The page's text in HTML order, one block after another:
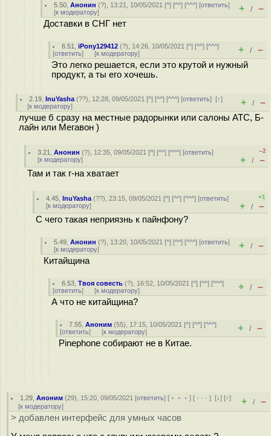
5.50 ,Анонин (?), 13:21, 10/05/2021 [^] [^^] [^^^] [ответить]
[к модератору] + / –
Доставки в СНГ нет
6.51 ,iPony129412 (?), 14:26, 10/05/2021 [^] [^^] [^^^]
[ответить] [к модератору] + / –
Это легко решается, если это крутой и нужный
продукт, а ты его хочешь.
2.19 ,InuYasha (??), 12:28, 09/05/2021 [^] [^^] [^^^] [ответить][↑]
[к модератору] + / –
лучше б сразу на местные радорынки или салоны АТС, Б-
лайн или Мегавон )
3.21 ,Анонин (?), 12:35, 09/05/2021 [^] [^^] [^^^] [ответить]
[к модератору]
–2
+ / –
Там и так г-на хватает
4.45 ,InuYasha (??), 23:15, 09/05/2021 [^] [^^] [^^^] [ответить]
[к модератору]
+1
+ / –
С чего такая неприязнь к пайнфону?
5.49 ,Анонин (?), 13:20, 10/05/2021 [^] [^^] [^^^] [ответить]
[к модератору] + / –
Китайщина
6.53 ,Твоя совесть (?), 16:52, 10/05/2021 [^] [^^] [^^^]
[ответить] [к модератору] + / –
А что не китайщина?
7.55 ,Аноним (55), 17:15, 10/05/2021 [^] [^^] [^^^]
[ответить] [к модератору] + / –
Pinephone собирают не в Китае.
1.29 ,Аноним (29), 15:20, 09/05/2021 [ответить] [ ﹢﹢﹢] [ · · ·][↓] [↑]
[к модератору] + / –
> добавлен интерфейс для умных часов